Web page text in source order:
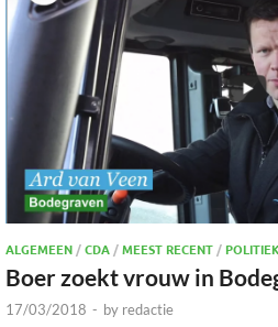
ALGEMEEN/CDA/MEEST RECENT/ POLITIEK
Boer zoekt vrouw in
17/03/2018 - by redactie